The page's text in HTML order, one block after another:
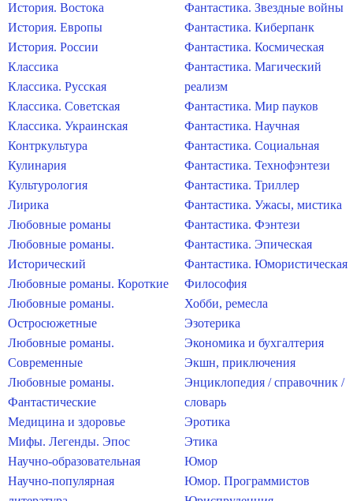
История. Востока
История. Европы
История. России
Классика
Классика. Русская
Классика. Советская
Классика. Украинская
Контркультура
Кулинария
Культурология
Лирика
Любовные романы
Любовные романы.
Исторический
Любовные романы. Короткие
Любовные романы.
Остросюжетные
Любовные романы.
Современные
Любовные романы.
Фантастические
Медицина и здоровье
Мифы. Легенды. Эпос
Научно-образовательная
Научно-популярная
Фантастика. Звездные войны
Фантастика. Киберпанк
Фантастика. Космическая
Фантастика. Магический
реализм
Фантастика. Мир пауков
Фантастика. Научная
Фантастика. Социальная
Фантастика. Технофэнтези
Фантастика. Триллер
Фантастика. Ужасы, мистика
Фантастика. Фэнтези
Фантастика. Эпическая
Фантастика. Юмористическая
Философия
Хобби, ремесла
Эзотерика
Экономика и бухгалтерия
Экшн, приключения
Энциклопедия / справочник /
словарь
Эротика
Этика
Юмор
Юмор. Программистов